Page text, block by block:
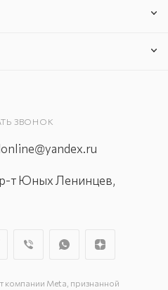
ЗВОНОК
т Юных Ленинцев,
Станционная, д. 11
компании Meta, признанной